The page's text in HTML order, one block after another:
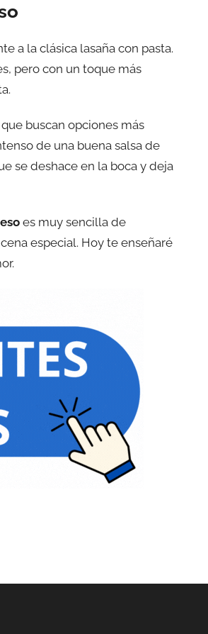
a la clásica lasaña con pasta.
pero con un toque más
buscan opciones más
de una buena salsa de
se deshace en la boca y deja
es muy sencilla de
especial. Hoy te enseñaré